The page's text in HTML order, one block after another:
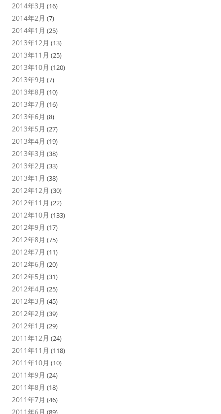
2014年3月 (16)
2014年2月 (7)
2014年1月 (25)
2013年12月 (13)
2013年11月 (25)
2013年10月 (120)
2013年9月 (7)
2013年8月 (10)
2013年7月 (16)
2013年6月 (8)
2013年5月 (27)
2013年4月 (19)
2013年3月 (38)
2013年2月 (33)
2013年1月 (38)
2012年12月 (30)
2012年11月 (22)
2012年10月 (133)
2012年9月 (17)
2012年8月 (75)
2012年7月 (11)
2012年6月 (20)
2012年5月 (31)
2012年4月 (25)
2012年3月 (45)
2012年2月 (39)
2012年1月 (29)
2011年12月 (24)
2011年11月 (118)
2011年10月 (10)
2011年9月 (24)
2011年8月 (18)
2011年7月 (46)
2011年6月 (89)